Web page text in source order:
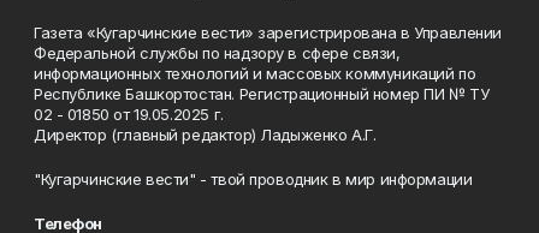
Газета «Кугарчинские вести» зарегистрирована в Управлении
Федеральной службы по надзору в сфере связи,
информационных технологий и массовых коммуникаций по
Республике Башкортостан. Регистрационный номер ПИ № ТУ
02 - 01850 от 19.05.2025 г.
Директор (главный редактор) Ладыженко А.Г.
"Кугарчинские вести" - твой проводник в мир информации
Телефон